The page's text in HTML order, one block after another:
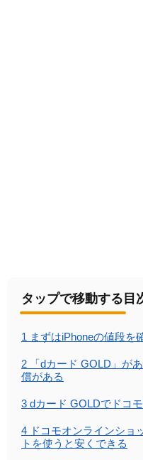
タップで移動する目
1 まずはiPhoneの値段を
2 「dカード GOLD」が
償がある
3 dカード GOLDでドコ
4 ドコモオンラインショ
トを使うと安くできる